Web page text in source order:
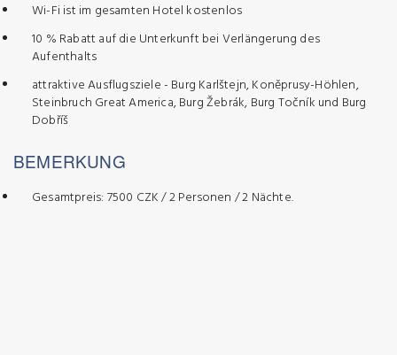
Wi-Fi ist im gesamten Hotel kostenlos
10 % Rabatt auf die Unterkunft bei Verlängerung des
Aufenthalts
attraktive Ausflugsziele - Burg Karlštejn, Koněprusy-Höhlen,
Steinbruch Great America, Burg Žebrák, Burg Točník und Burg
Dobříš
BEMERKUNG
Gesamtpreis: 7500 CZK / 2 Personen / 2 Nächte.​